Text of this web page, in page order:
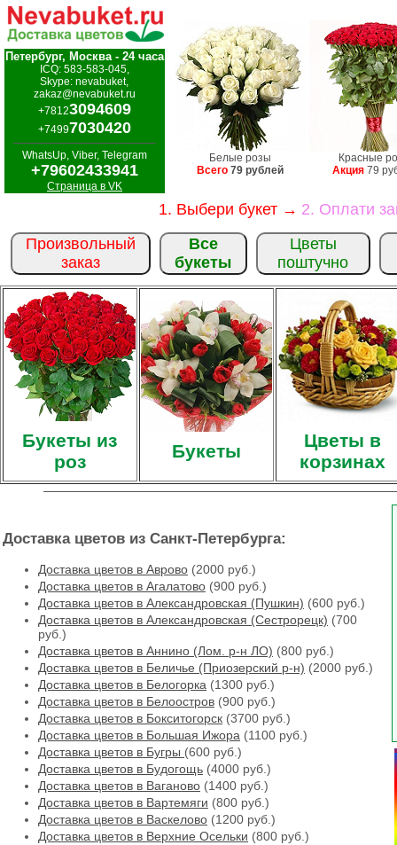
Петербург, Москва - 24 часа
ICQ: 583-583-045,
Skype: nevabuket,
zakaz@nevabuket.ru
+78123094609
+74997030420
WhatsUp, Viber, Telegram
+79602433941
Страница в VK
Белые розы
Всего 79 рублей
Красные
Акция 79
1. Выбери букет → 2. Оплати
Произвольный
заказ
Все
букеты
Цветы
поштучно
Букеты из
роз
Букеты
Цветы в
корзинах
Доставка цветов из Санкт-Петербурга:
Доставка цветов в Аврово (2000 руб.)
Доставка цветов в Агалатово (900 руб.)
Доставка цветов в Александровская (Пушкин) (600 руб.)
Доставка цветов в Александровская (Сестрорецк) (700
руб.)
Доставка цветов в Аннино (Лом. р-н ЛО) (800 руб.)
Доставка цветов в Беличье (Приозерский р-н) (2000 руб.)
Доставка цветов в Белогорка (1300 руб.)
Доставка цветов в Белоостров (900 руб.)
Доставка цветов в Бокситогорск (3700 руб.)
Доставка цветов в Большая Ижора (1100 руб.)
Доставка цветов в Бугры (600 руб.)
Доставка цветов в Будогощь (4000 руб.)
Доставка цветов в Ваганово (1400 руб.)
Доставка цветов в Вартемяги (800 руб.)
Доставка цветов в Васкелово (1200 руб.)
Доставка цветов в Верхние Осельки (800 руб.)